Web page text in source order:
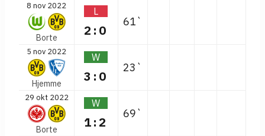
8 nov 2022
Borte
L
2:0
61`
5 nov 2022
Hjemme
W
3:0
23`
29 okt 2022
Borte
W
1:2
69`